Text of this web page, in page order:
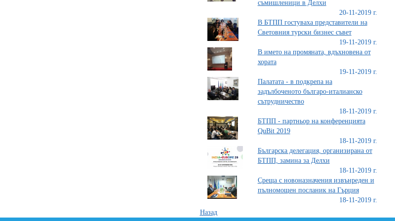
съмишленици в Делхи
20-11-2019 г.
В БТПП гостуваха представители на
Световния турски бизнес съвет
19-11-2019 г.
В името на промяната, вдъхновена от
хората
19-11-2019 г.
Палатата - в подкрепа на
задълбоченото българо-италианско
сътрудничество
18-11-2019 г.
БТПП - партньор на конференцията
QuBit 2019
18-11-2019 г.
Българска делегация, организирана от
БТПП, замина за Делхи
18-11-2019 г.
Среща с новоназначения извънреден и
пълномощен посланик на Гърция
18-11-2019 г.
Назад